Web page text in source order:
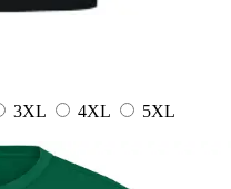
3XL 4XL
5XL